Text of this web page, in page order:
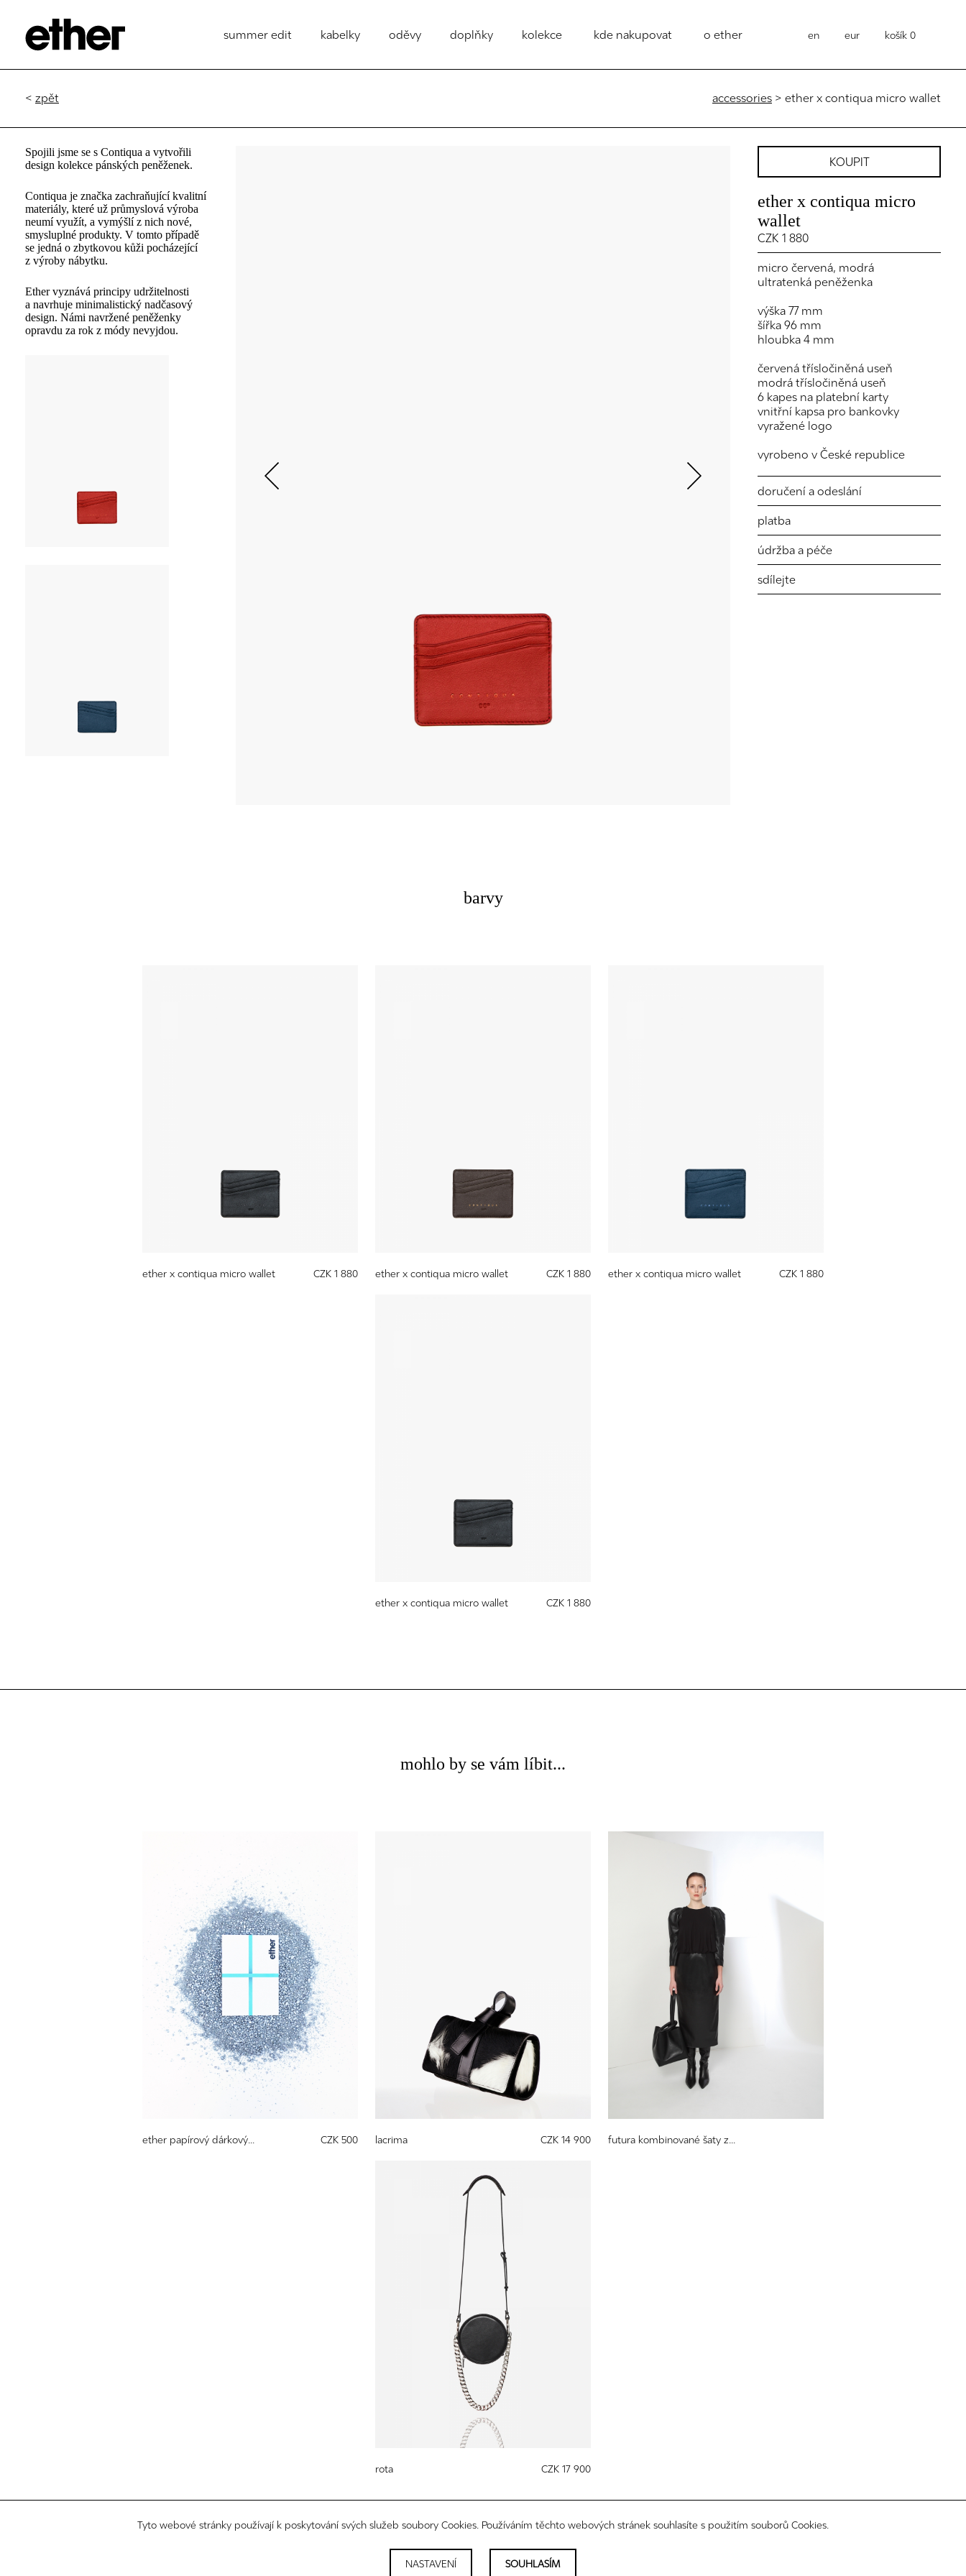
summer edit kabelky oděvy doplňky kolekce kde nakupovat o ether en eur košík 0
< zpět accessories > ether x contiqua micro wallet
Spojili jsme se s Contiqua a vytvořili
design kolekce pánských peněženek.
Contiqua je značka zachraňující kvalitní
materiály, které už průmyslová výroba
neumí využít, a vymýšlí z nich nové,
smysluplné produkty. V tomto případě
se jedná o zbytkovou kůži pocházející
z výroby nábytku.
Ether vyznává principy udržitelnosti
a navrhuje minimalistický nadčasový
design. Námi navržené peněženky
opravdu za rok z módy nevyjdou.
Next
KOUPIT
ether x contiqua micro
wallet
CZK 1 880
micro červená, modrá
ultratenká peněženka
výška 77 mm
šířka 96 mm
hloubka 4 mm
červená třísločiněná useň
modrá třísločiněná useň
6 kapes na platební karty
vnitřní kapsa pro bankovky
vyražené logo
vyrobeno v České republice
doručení a odeslání
platba
údržba a péče
sdílejte
barvy
ether x contiqua micro wallet CZK 1 880 ether x contiqua micro wallet CZK 1 880 ether x contiqua micro wallet CZK 1 880
ether x contiqua micro wallet CZK 1 880
mohlo by se vám líbit...
ether papírový dárkový... CZK 500 lacrima CZK 14 900 futura kombinované šaty z...
rota CZK 17 900
Tyto webové stránky používají k poskytování svých služeb soubory Cookies. Používáním těchto webových stránek souhlasíte s použitím souborů Cookies.
NASTAVENÍ SOUHLASÍM